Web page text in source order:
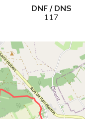
DNF / DNS
117